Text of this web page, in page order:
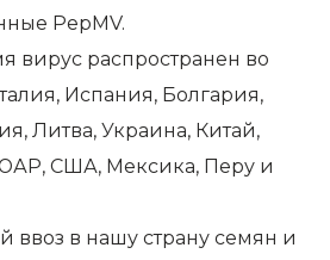
PepMV.
вирус распространен во
Испания, Болгария,
Литва, Украина, Китай,
США, Мексика, Перу и
ввоз в нашу страну семян и